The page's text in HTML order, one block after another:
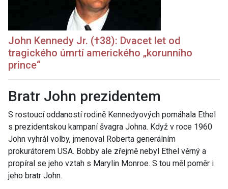
John Kennedy Jr. (†38): Dvacet let od
tragického úmrtí amerického „korunního
prince“
Bratr John prezidentem
S rostoucí oddaností rodině Kennedyových pomáhala Ethel
s prezidentskou kampaní švagra Johna. Když v roce 1960
John vyhrál volby, jmenoval Roberta generálním
prokurátorem USA. Bobby ale zřejmě nebyl Ethel věrný a
propíral se jeho vztah s Marylin Monroe. S tou měl poměr i
jeho bratr John.